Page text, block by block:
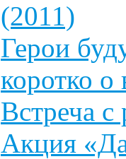
(2011)
Герои
коротко
Встреча
Акция